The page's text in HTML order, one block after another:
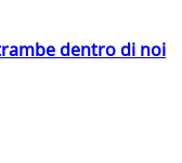
dentro di noi